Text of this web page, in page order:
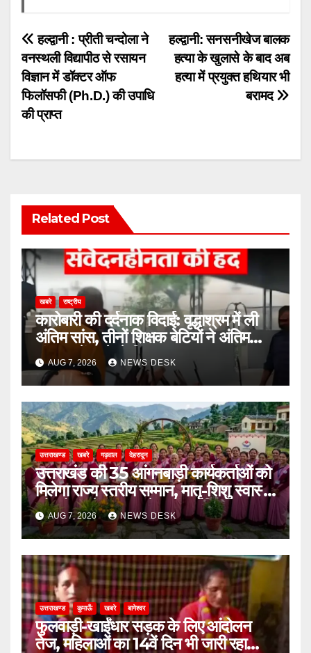
Post
navigation
हल्द्वानी: सनसनीखेज बालक
हत्या के खुलासे के बाद अब
हत्या में प्रयुक्त हथियार भी
बरामद
हल्द्वानी : प्रीती चन्दोला ने
वनस्थली विद्यापीठ से रसायन
विज्ञान में डॉक्टर ऑफ
फिलॉसफी (Ph.D.) की उपाधि
की प्राप्त
Related Post
खबरे राष्ट्रीय
कारोबारी की दर्दनाक विदाई: वृद्धाश्रम में ली
अंतिम सांस, तीनों शिक्षक बेटियों ने अंतिम
संस्कार में आने से किया इनकार
AUG 7, 2026 NEWS DESK
उत्तराखण्ड खबरे गढ़वाल देहरादून
उत्तराखंड की 35 आंगनबाड़ी कार्यकर्ताओं को
मिलेगा राज्य स्तरीय सम्मान, मातृ-शिशु स्वास्थ्य
और पोषण में उत्कृष्ट सेवाओं का मिला पुरस्कार
AUG 7, 2026 NEWS DESK
उत्तराखण्ड कुमाऊँ खबरे बागेश्वर
फुलवाड़ी-खाईंधार सड़क के लिए आंदोलन
तेज, महिलाओं का 14वें दिन भी जारी रहा